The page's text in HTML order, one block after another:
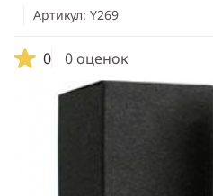
Артикул: Y269
0 0 оценок